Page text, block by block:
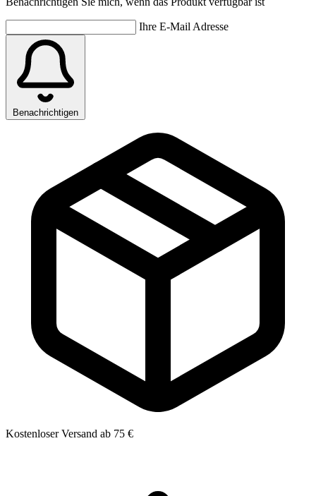
Ihre E-Mail Adresse
Benachrichtigen
Kostenloser Versand ab 75 €